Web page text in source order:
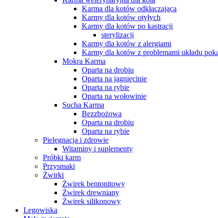
Karma dla kotów odkłaczająca
Karmy dla kotów otyłych
Karmy dla kotów po kastracji
sterylizacji
Karmy dla kotów z alergiami
Karmy dla kotów z problemami układu
Mokra Karma
Oparta na drobiu
Oparta na jagnięcinie
Oparta na rybie
Oparta na wołowinie
Sucha Karma
Bezzbożowa
Oparta na drobiu
Oparta na rybie
Pielęgnacja i zdrowie
Witaminy i suplementy
Próbki karm
Przysmaki
Żwirki
Żwirek bentonitowy
Żwirek drewniany
Żwirek silikonowy
Legowiska